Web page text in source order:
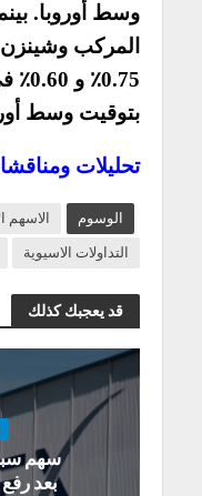
وسط أوروبا.
المركب
بتوقيت وسط
تحليلات
الوسوم الاسهم
التداولات الاسيوية
قد يعجبك كذلك
بعد